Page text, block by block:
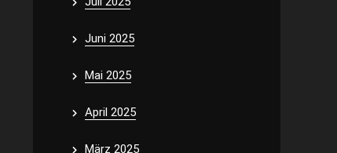
Juni 2025
Mai 2025
April 2025
März 2025